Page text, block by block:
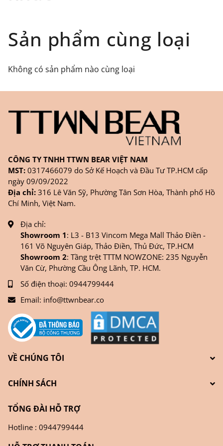
Đối tượng áp dụng: Khách hàng đặt
hàng ONLINE trên trangWEBSITE/
FANPAGE/ZALO/
Thời gian nhận hàng: Đối với đơn hàng Online tại
TPHCM, sản phẩm sẽ được giao sớm nhất là 1
ngày sau khi đặt.
Sản phẩm cùng loại
Không có sản phẩm nào cùng loại
CÔNG TY TNHH TTWN BEAR VIỆT NAM
MST: 0317466079 do Sở Kế Hoạch và Đầu Tư TP.HCM cấp
ngày 09/09/2022
Địa chỉ: 316 Lê Văn Sỹ, Phường Tân Sơn Hòa, Thành phố Hồ
Chí Minh, Việt Nam.
Địa chỉ:
Showroom 1: L3 - B13 Vincom Mega Mall Thảo Điền -
161 Võ Nguyên Giáp, Thảo Điền, Thủ Đức, TP.HCM
Showroom 2: Tầng trệt TTTM NOWZONE: 235 Nguyễn
Văn Cừ, Phường Cầu Ông Lãnh, TP. HCM.
Số điện thoại: 0944799444
Email: info@ttwnbear.co
VỀ CHÚNG TÔI
CHÍNH SÁCH
TỔNG ĐÀI HỖ TRỢ
Hotline : 0944799444